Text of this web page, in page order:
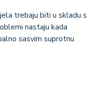
trebaju biti u skladu s
nastaju kada
sasvim suprotnu